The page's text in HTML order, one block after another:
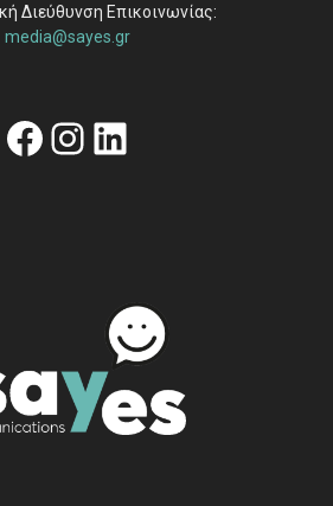
Διεύθυνση Επικοινωνίας:
media@sayes.gr
Facebook
Instagram
Linkedin